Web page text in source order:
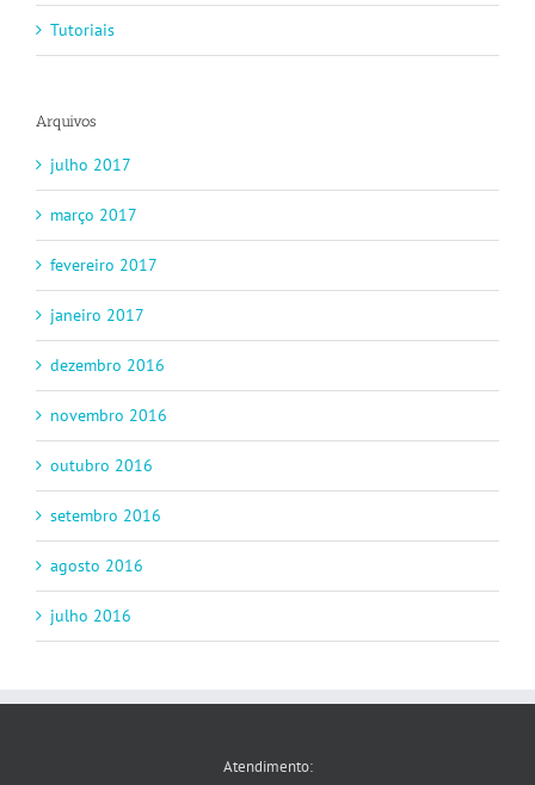
Tutoriais
Arquivos
julho 2017
março 2017
fevereiro 2017
janeiro 2017
dezembro 2016
novembro 2016
outubro 2016
setembro 2016
agosto 2016
julho 2016
Atendimento: